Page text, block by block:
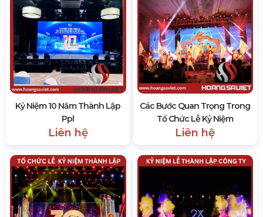
Kỷ Niệm 10 Năm Thành Lập
Ppl
Liên hệ
Các Bước Quan Trọng Trong
Tổ Chức Lễ Kỷ Niệm
Liên hệ